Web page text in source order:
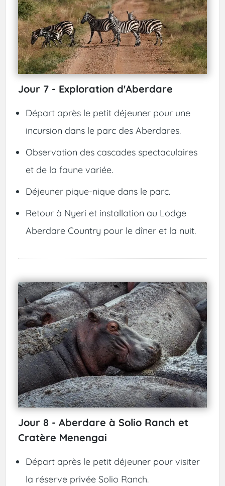
Jour 7 - Exploration d'Aberdare
Départ après le petit déjeuner pour une
incursion dans le parc des Aberdares.
Observation des cascades spectaculaires
et de la faune variée.
Déjeuner pique-nique dans le parc.
Retour à Nyeri et installation au Lodge
Aberdare Country pour le dîner et la nuit.
Jour 8 - Aberdare à Solio Ranch et
Cratère Menengai
Départ après le petit déjeuner pour visiter
la réserve privée Solio Ranch.